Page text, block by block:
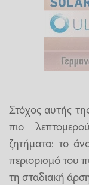
Στόχος αυτής
πιο
ζητήματα: το
περιορισμό του
τη σταδιακή